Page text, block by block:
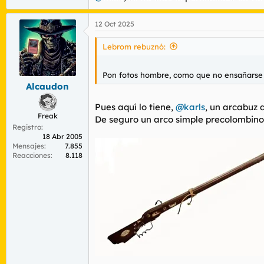
La disposición del continente eurasiático
Eje Este-Oeste:
clima, duración del día, y
Eje Norte-Sur (América):El eje de
tropicales y desiertos). Esto hacía
Eurasia tuvo una suerte biológica mucho
Animales de Carga:
animales eran cruciales para:
Agricultura masiva
Alcaudon
Freak
Registro
18 Abr 2005
Mensajes
7.855
Reacciones
8.118
12 Oct 2025
Lebrom rebuznó:
Pon fotos hombre, como que no ensañarse
Pues aquí lo tiene, @karls, un arcabuz
De seguro un arco simple